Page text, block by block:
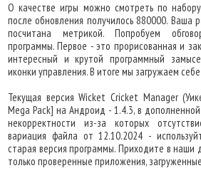
О качестве игры можно смотреть по набору
после обновления получилось 880000. Ваша
посчитана метрикой. Попробуем
программы. Первое - это прорисованная и
интересный и крутой программный
иконки управления. В итоге мы загружаем
Текущая версия Wicket Cricket Manager
Mega Pack] на Андроид - 1.4.3, в
некорректности из-за которых
вариация файла от 12.10.2024 -
старая версия программы. Приходите в наши
только проверенные приложения,